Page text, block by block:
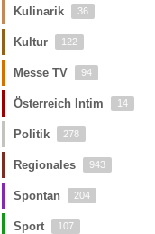
Kulinarik 36
Kultur 122
Messe TV 94
Österreich Intim 14
Politik 278
Regionales 943
Spontan 204
Sport 107